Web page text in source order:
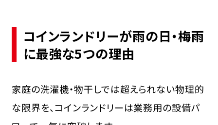
コインランドリーが雨の日・梅雨
に最強な5つの理由
家庭の洗濯機・物干しでは超えられない物理的
な限界を、コインランドリーは業務用の設備パ